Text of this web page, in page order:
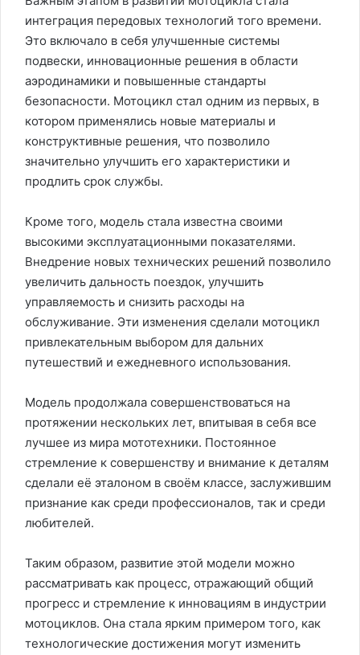
интеграция передовых технологий того времени.
Это включало в себя улучшенные системы
подвески, инновационные решения в области
аэродинамики и повышенные стандарты
безопасности. Мотоцикл стал одним из первых, в
котором применялись новые материалы и
конструктивные решения, что позволило
значительно улучшить его характеристики и
продлить срок службы.
Кроме того, модель стала известна своими
высокими эксплуатационными показателями.
Внедрение новых технических решений позволило
увеличить дальность поездок, улучшить
управляемость и снизить расходы на
обслуживание. Эти изменения сделали мотоцикл
привлекательным выбором для дальних
путешествий и ежедневного использования.
Модель продолжала совершенствоваться на
протяжении нескольких лет, впитывая в себя все
лучшее из мира мототехники. Постоянное
стремление к совершенству и внимание к деталям
сделали её эталоном в своём классе, заслужившим
признание как среди профессионалов, так и среди
любителей.
Таким образом, развитие этой модели можно
рассматривать как процесс, отражающий общий
прогресс и стремление к инновациям в индустрии
мотоциклов. Она стала ярким примером того, как
технологические достижения могут изменить